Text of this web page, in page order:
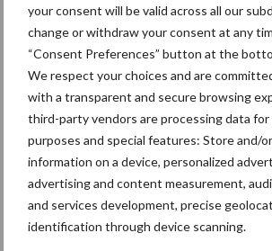
your consent will be valid across all our
change or withdraw your consent at any
“Consent Preferences” button at the
We respect your choices and are
with a transparent and secure browsing
third-party vendors are processing data
purposes and special features: Store and/
information on a device, personalized
advertising and content measurement,
and services development, precise
identification through device scanning.
In het Oostenrijkse St. Valentin worden al
gebouwd. Tegenwoordig zijn dat er jaarlijks